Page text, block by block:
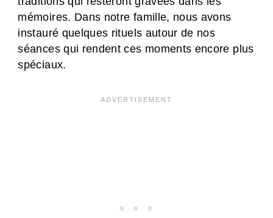
mémoires. Dans notre famille, nous avons
instauré quelques rituels autour de nos
séances qui rendent ces moments encore plus
spéciaux.